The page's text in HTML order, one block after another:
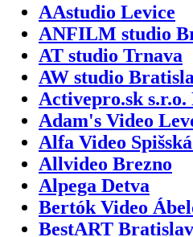
AAstudio Levice
ANFILM studio
AT studio Trnava
AW studio
Activepro.sk
Adam's Video
Alfa Video
Allvideo Brezno
Alpega Detva
Bertók Video
BestART